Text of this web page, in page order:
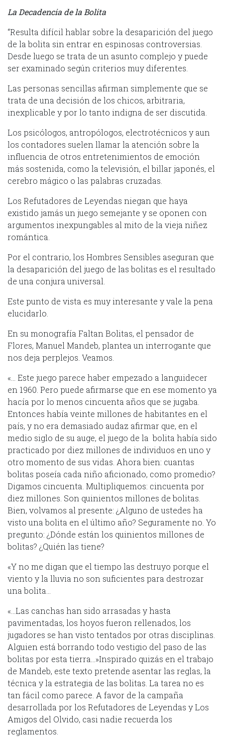
La Decadencia de la Bolita
“Resulta difícil hablar sobre la desaparición del juego
de la bolita sin entrar en espinosas controversias.
Desde luego se trata de un asunto complejo y puede
ser examinado según criterios muy diferentes.
Las personas sencillas afirman simplemente que se
trata de una decisión de los chicos, arbitraria,
inexplicable y por lo tanto indigna de ser discutida.
Los psicólogos, antropólogos, electrotécnicos y aun
los contadores suelen llamar la atención sobre la
influencia de otros entretenimientos de emoción
más sostenida, como la televisión, el billar japonés, el
cerebro mágico o las palabras cruzadas.
Los Refutadores de Leyendas niegan que haya
existido jamás un juego semejante y se oponen con
argumentos inexpungables al mito de la vieja niñez
romántica.
Por el contrario, los Hombres Sensibles aseguran que
la desaparición del juego de las bolitas es el resultado
de una conjura universal.
Este punto de vista es muy interesante y vale la pena
elucidarlo.
En su monografía Faltan Bolitas, el pensador de
Flores, Manuel Mandeb, plantea un interrogante que
nos deja perplejos. Veamos.
«… Este juego parece haber empezado a languidecer
en 1960. Pero puede afirmarse que en ese momento ya
hacía por lo menos cincuenta años que se jugaba.
Entonces había veinte millones de habitantes en el
país, y no era demasiado audaz afirmar que, en el
medio siglo de su auge, el juego de la bolita había sido
practicado por diez millones de individuos en uno y
otro momento de sus vidas. Ahora bien: cuantas
bolitas poseía cada niño aficionado, como promedio?
Digamos cincuenta. Multipliquemos: cincuenta por
diez millones. Son quinientos millones de bolitas.
Bien, volvamos al presente: ¿Alguno de ustedes ha
visto una bolita en el último año? Seguramente no. Yo
pregunto: ¿Dónde están los quinientos millones de
bolitas? ¿Quién las tiene?
«Y no me digan que el tiempo las destruyo porque el
viento y la lluvia no son suficientes para destrozar
una bolita…
«…Las canchas han sido arrasadas y hasta
pavimentadas, los hoyos fueron rellenados, los
jugadores se han visto tentados por otras disciplinas.
Alguien está borrando todo vestigio del paso de las
bolitas por esta tierra…»Inspirado quizás en el trabajo
de Mandeb, este texto pretende asentar las reglas, la
técnica y la estrategia de las bolitas. La tarea no es
tan fácil como parece. A favor de la campaña
desarrollada por los Refutadores de Leyendas y Los
Amigos del Olvido, casi nadie recuerda los
reglamentos.